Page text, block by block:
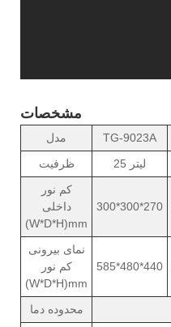
مشخصات
مدل TG-9023A
ظرفیت
25 لیتر
کم نور
داخلی
(W*D*H)mm
300*300*270
نمای بیرونی
کم نور
(W*D*H)mm
585*480*440
محدوده دما